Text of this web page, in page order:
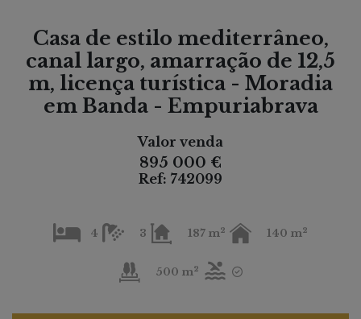
Casa de estilo mediterrâneo,
canal largo, amarração de 12,5
m, licença turística - Moradia
em Banda - Empuriabrava
Valor venda
895 000 €
Ref: 742099
4 3 187 m2 140 m2
500 m2